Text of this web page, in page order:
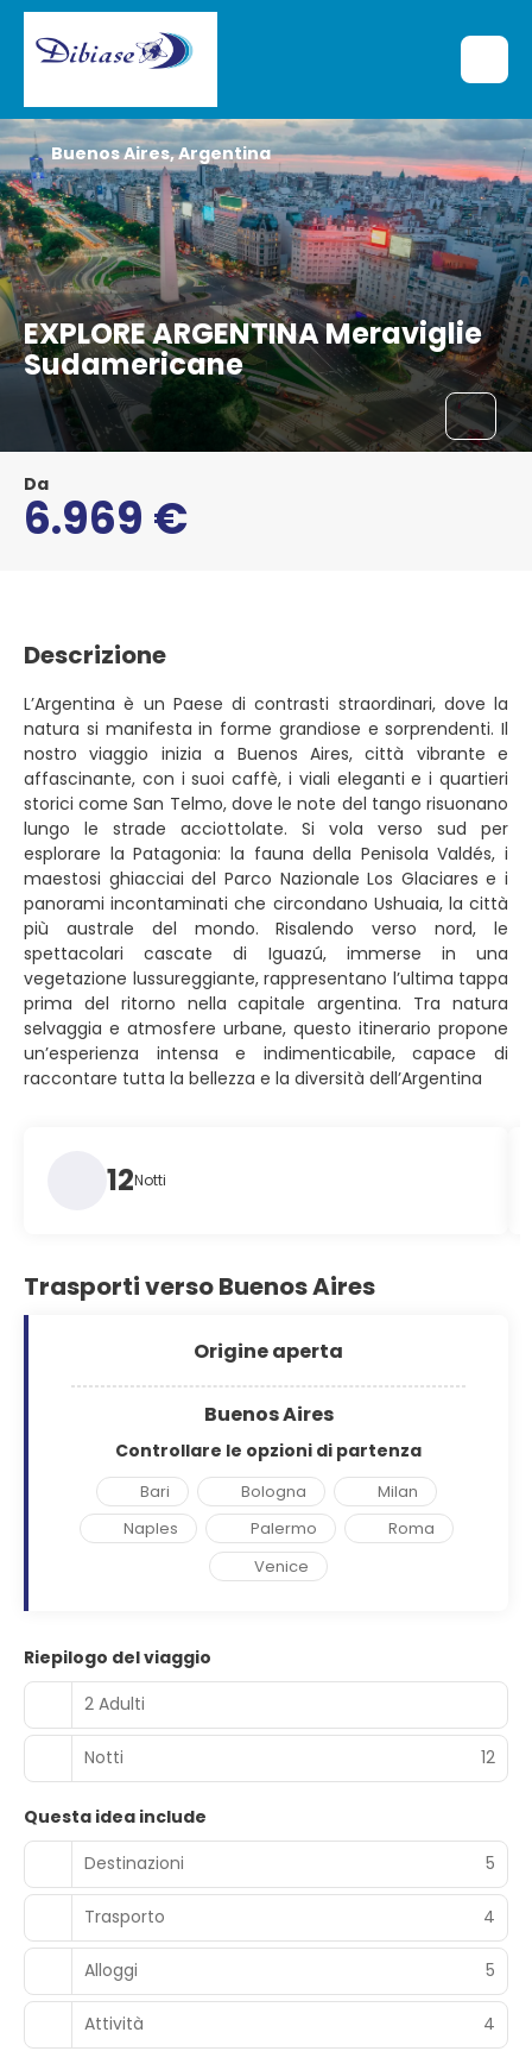
EXPLORE ARGENTINA Meraviglie
Sudamericane
Buenos Aires, Argentina
Da
6.969 €
Descrizione
L’Argentina è un Paese di contrasti straordinari, dove la
natura si manifesta in forme grandiose e sorprendenti. Il
nostro viaggio inizia a Buenos Aires, città vibrante e
affascinante, con i suoi caffè, i viali eleganti e i quartieri
storici come San Telmo, dove le note del tango risuonano
lungo le strade acciottolate. Si vola verso sud per
esplorare la Patagonia: la fauna della Penisola Valdés, i
maestosi ghiacciai del Parco Nazionale Los Glaciares e i
panorami incontaminati che circondano Ushuaia, la città
più australe del mondo. Risalendo verso nord, le
spettacolari cascate di Iguazú, immerse in una
vegetazione lussureggiante, rappresentano l’ultima tappa
prima del ritorno nella capitale argentina. Tra natura
selvaggia e atmosfere urbane, questo itinerario propone
un’esperienza intensa e indimenticabile, capace di
raccontare tutta la bellezza e la diversità dell’Argentina
12Notti
Trasporti verso Buenos Aires
Origine aperta
Buenos Aires
Controllare le opzioni di partenza
Bari Bologna
Milan
Naples
Palermo
Roma
Venice
Riepilogo del viaggio
2 Adulti
Notti 12
Questa idea include
Destinazioni
5
Trasporto 4
Alloggi 5
Attività 4